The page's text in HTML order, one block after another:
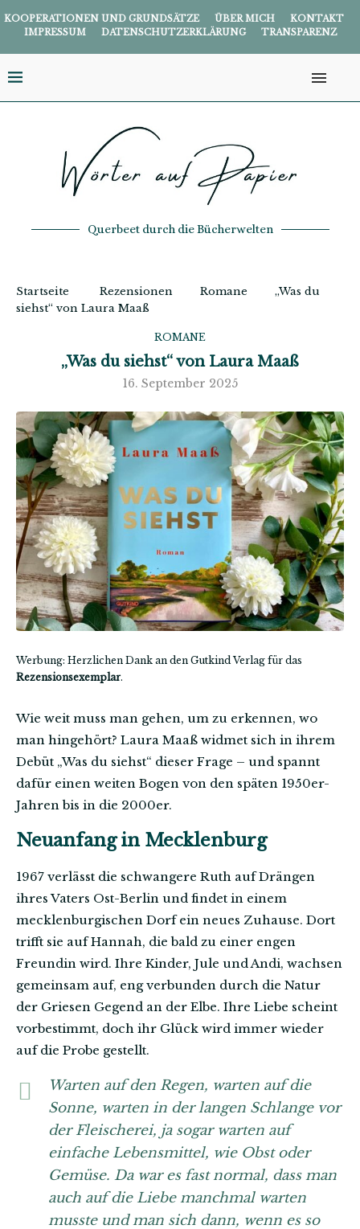
KOOPERATIONEN UND GRUNDSÄTZE ÜBER MICH
KONTAKT
IMPRESSUM
DATENSCHUTZERKLÄRUNG TRANSPARENZ
Querbeet durch die Bücherwelten
Startseite Rezensionen Romane
„Was du
siehst“ von Laura Maaß
ROMANE
„Was du siehst“ von Laura Maaß
16. September 2025
Werbung: Herzlichen Dank an den Gutkind Verlag für das
Rezensionsexemplar.
Wie weit muss man gehen, um zu erkennen, wo
man hingehört? Laura Maaß widmet sich in ihrem
Debüt „Was du siehst“ dieser Frage – und spannt
dafür einen weiten Bogen von den späten 1950er-
Jahren bis in die 2000er.
Neuanfang in Mecklenburg
1967 verlässt die schwangere Ruth auf Drängen
ihres Vaters Ost-Berlin und findet in einem
mecklenburgischen Dorf ein neues Zuhause. Dort
trifft sie auf Hannah, die bald zu einer engen
Freundin wird. Ihre Kinder, Jule und Andi, wachsen
gemeinsam auf, eng verbunden durch die Natur
der Griesen Gegend an der Elbe. Ihre Liebe scheint
vorbestimmt, doch ihr Glück wird immer wieder
auf die Probe gestellt.
Warten auf den Regen, warten auf die
Sonne, warten in der langen Schlange vor
der Fleischerei, ja sogar warten auf
einfache Lebensmittel, wie Obst oder
Gemüse. Da war es fast normal, dass man
auch auf die Liebe manchmal warten
musste und man sich dann, wenn es so